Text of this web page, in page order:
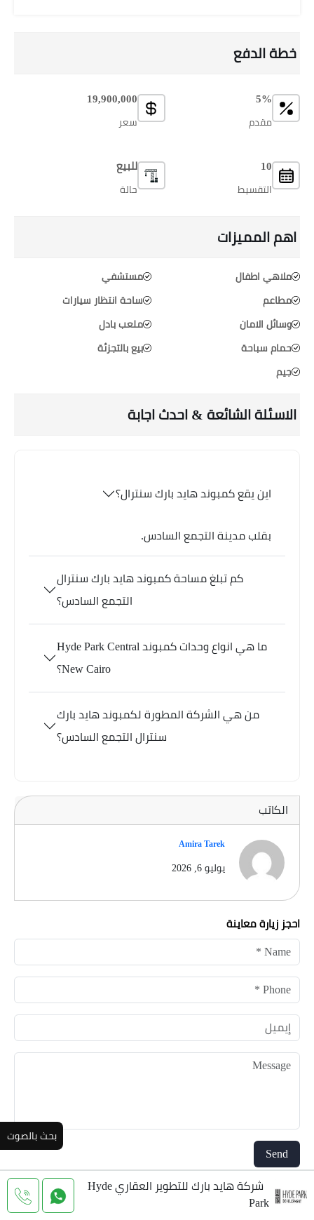
خطة الدفع
5%
مقدم
10
التقسيط
19,900,000
سعر
للبيع
حالة
اهم المميزات
ملاهي اطفال
مطاعم
وسائل الامان
حمام سباحة
جيم
مستشفي
ساحة انتظار سيارات
ملعب بادل
بيع بالتجزئة
الاسئلة الشائعة & احدث اجابة
اين يقع كمبوند هايد بارك سنترال؟
بقلب مدينة التجمع السادس.
كم تبلغ مساحة كمبوند هايد بارك سنترال
التجمع السادس؟
ما هي انواع وحدات كمبوند Hyde Park Central
New Cairo؟
من هي الشركة المطورة لكمبوند هايد بارك
سنترال التجمع السادس؟
الكاتب
Amira Tarek
يوليو 6, 2026
احجز زيارة معاينة
بحث بالصوت
شركة هايد بارك للتطوير العقاري Hyde
Park